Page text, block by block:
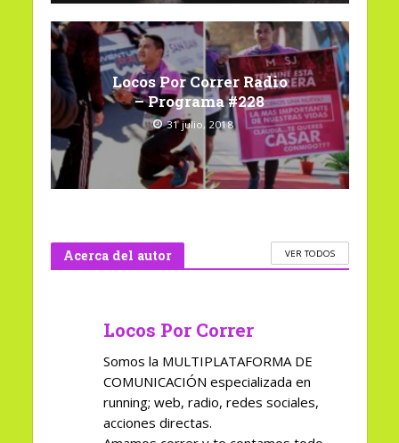
Locos Por Correr Radio
– Programa #228
31 julio, 2018
Acerca del autor VER TODOS
Locos Por Correr
Somos la MULTIPLATAFORMA DE
COMUNICACIÓN especializada en
running; web, radio, redes sociales,
acciones directas.